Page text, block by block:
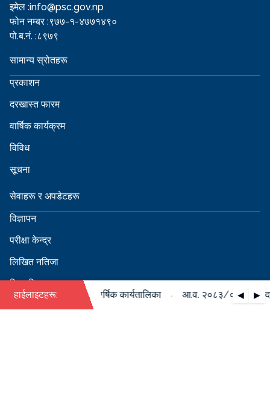
इमेल :info@psc.gov.np
फोन नम्बर :९७७-१-४७७१४९०
पो.ब.नं. :८९७९
सामान्य स्रोतहरू
प्रकाशन
दरखास्त फारम
वार्षिक कार्यक्रम
विविध
सूचना
सेवाहरू र अपडेटहरू
विज्ञापन
परीक्षा केन्द्र
लिखित नतिजा
सिफारिस
हाईलाइटहरू: ◀ ▶
को पदपूर्ति सम्बन्धी वार्षिक कार्यतालिका आ.व. २०८३/०८४ को